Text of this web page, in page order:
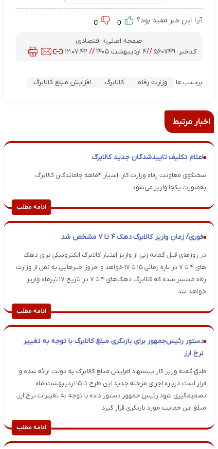
آیا این خبر مفید بود؟
صفحه اصلی
اقتصادی
کدخبر: ۵۶۰۷۴۹ //۴ اردیبهشت ۱۴۰۵ // ۱۲:۰۷:۴۲
برچسب ها: وزارت رفاه کالابرگ افزایش مبلغ کالابرگ
اخبار مرتبط
اعلام تکلیف تاییدشدگان جدید کالابرگ
سخنگوی معاونت رفاه وزارت کار: اعتبار ۴ماهه جاماندگان کالابرگ
به‌صورت یکجا واریز می‌شود.
ادامه مطلب
فوری/ زمان واریز کالابرگ دهک ۴ تا ۷ مشخص شد
در روزهای قبل گمانه زنی از واریز اعتبار کالابرگ الکترونیکی برای دهک
های ۴ تا ۷ در بازه زمانی ۱۵ تا ۱۷ خواهد و امروز خبرهایی به نقل از وزارت
رفاه منتشر شده که کالابرگ دهک‌های ۴ تا ۷ در تاریخ ۱۷ تیرماه واریز
خواهد شد.
ادامه مطلب
دستور رئیس‌جمهور برای بازنگری مبلغ کالابرگ با توجه به تغییر
نرخ ارز
طبق گفته وزیر کار پیشنهاد افزایش مبلغ کالابرگ به دولت ارائه شده و
قرار است درباره اجرای مرحله جدید این طرح تا ۱۵ اردیبهشت ماه
تصمیم‌گیری شود.رئیس جمهور دستور داده با توجه به تغییرات نرخ ارز،
مبلغ این حمایت مورد بازنگری قرار گیرد.
ادامه مطلب